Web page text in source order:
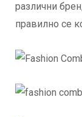
различни
правилно се